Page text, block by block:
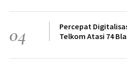
04
Percepat
Telkom Atasi 74